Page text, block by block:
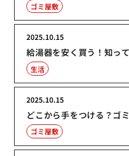
ゴミ屋敷
給湯器を安く買う！知っ
2025.10.15
生活
どこから手をつける？ゴ
2025.10.15
ゴミ屋敷